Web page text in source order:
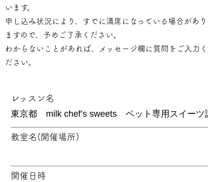
います。
申し込み状況により、すでに満席になっている場合があり
ますので、予めご了承ください。
わからないことがあれば、メッセージ欄に質問をご入力く
ださい。
レッスン名
教室名(開催場所)
開催日時